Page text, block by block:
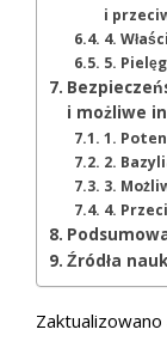
i
4.
5.
i możliwe
1.
2.
3.
4.
Źródła